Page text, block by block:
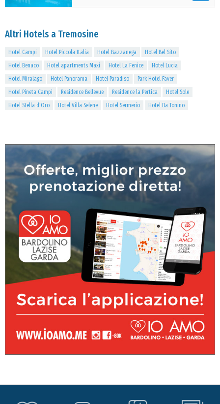
Altri Hotels a Tremosine
Hotel Campi Hotel Piccola Italia Hotel Bazzanega
Hotel Bel Sito
Hotel Benaco
Hotel apartments Maxi Hotel La Fenice
Hotel Lucia
Hotel Miralago
Hotel Panorama Hotel Paradiso
Park Hotel Faver
Hotel Pineta Campi
Residence Bellevue Residence la Pertica
Hotel Sole
Hotel Stella d'Oro
Hotel Villa Selene Hotel Sermerio Hotel Da Tonino